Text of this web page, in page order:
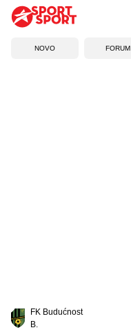
NOVO FORUM
FK Budućnost
B.